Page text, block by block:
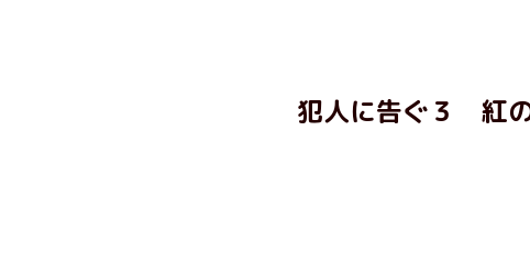
犯人に告ぐ３ 紅